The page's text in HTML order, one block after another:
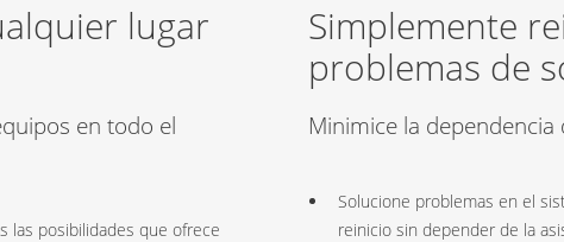
lugar
en todo el
las posibilidades que ofrece
Simplemente
problemas de
Minimice la dependencia
Solucione problemas en el
reinicio sin depender de la